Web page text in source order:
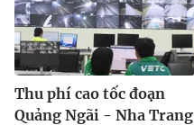
Thu phí cao tốc đoạn
Quảng Ngãi - Nha Trang